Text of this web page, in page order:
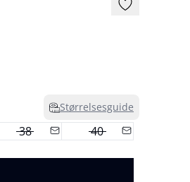
Størrelsesguide
38
40